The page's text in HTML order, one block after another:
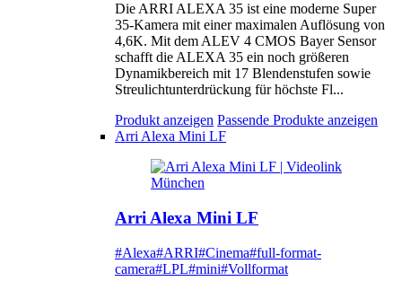
Die ARRI ALEXA 35 ist eine moderne Super
35-Kamera mit einer maximalen Auflösung von
4,6K. Mit dem ALEV 4 CMOS Bayer Sensor
schafft die ALEXA 35 ein noch größeren
Dynamikbereich mit 17 Blendenstufen sowie
Streulichtunterdrückung für höchste Fl...
Produkt anzeigen Passende Produkte anzeigen
Arri Alexa Mini LF
Arri Alexa Mini LF
#Alexa#ARRI#Cinema#full-format-
camera#LPL#mini#Vollformat